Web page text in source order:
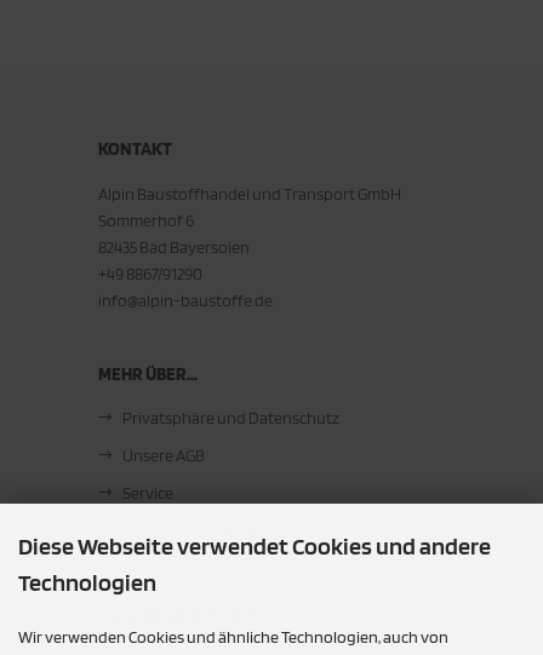
KONTAKT
Alpin Baustoffhandel und Transport GmbH
Sommerhof 6
82435 Bad Bayersoien
+49 8867/91290
info@alpin-baustoffe.de
MEHR ÜBER...
Privatsphäre und Datenschutz
Unsere AGB
Service
Diese Webseite verwendet Cookies und andere
Technologien
Wir verwenden Cookies und ähnliche Technologien, auch von